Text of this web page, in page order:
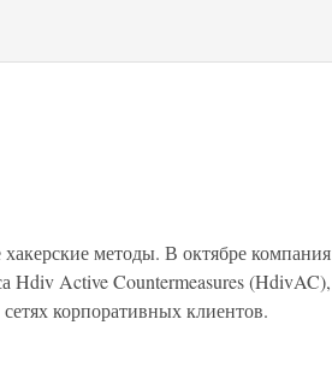
методы. В октябре компания
Hdiv Active Countermeasures (HdivAC),
корпоративных клиентов.